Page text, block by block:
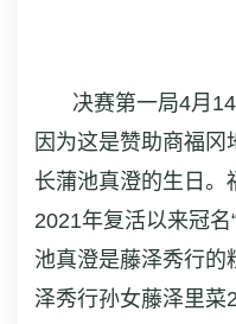
决赛第一局4月
因为这是赞助商福
长蒲池真澄的生日。
2021年复活以来冠名
池真澄是藤泽秀行的
泽秀行孙女藤泽里菜